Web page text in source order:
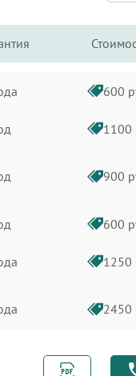
600
1100
900
600
1250
2450